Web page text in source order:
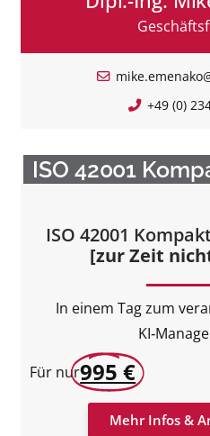
+49 (0)
ISO 42001
ISO 42001
[zur Zeit
In einem Tag zum
Für nur995 €
Mehr Infos &